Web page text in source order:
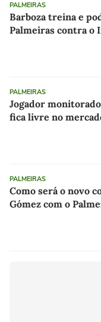
PALMEIRAS
Barboza treina e
Palmeiras contra o
PALMEIRAS
Jogador
fica livre no
PALMEIRAS
Como será o novo
Gómez com o